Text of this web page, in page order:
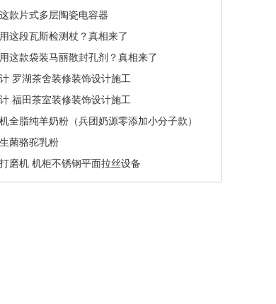
款片式多层陶瓷电容器
这段瓦斯检测杖？真相来了
这款袋装马丽散封孔剂？真相来了
罗湖茶舍装修装饰设计施工
福田茶室装修装饰设计施工
全脂纯羊奶粉（兵团奶源零添加小分子款）
菌骆驼乳粉
磨机 机柜不锈钢平面拉丝设备